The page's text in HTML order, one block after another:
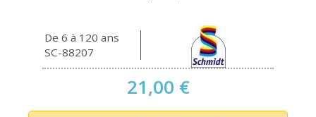
De 6 à 120 ans
SC-88207
21,00 €